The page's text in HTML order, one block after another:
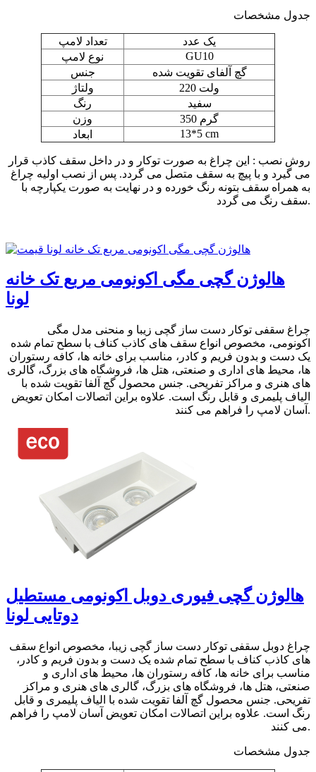
جدول مشخصات
تعداد لامپ
یک عدد
نوع لامپ
GU10
جنس
گچ آلفای تقویت شده
ولتاژ
220 ولت
رنگ
سفید
وزن
350 گرم
ابعاد
13*5 cm
روش نصب : این چراغ به صورت توکار و در داخل سقف کاذب قرار
می گیرد و با پیچ به سقف متصل می گردد. پس از نصب اولیه چراغ
به همراه سقف بتونه رنگ خورده و در نهایت به صورت یکپارچه با
سقف رنگ می گردد.
هالوژن گچی مگی اکونومی مربع تک خانه
لونا
چراغ سقفی توکار دست ساز گچی زیبا و منحنی مدل مگی
اکونومی، مخصوص انواع سقف های کاذب کناف با سطح تمام شده
یک دست و بدون فریم و کادر، مناسب برای خانه ها، کافه رستوران
ها، محیط های اداری و صنعتی، هتل ها، فروشگاه های بزرگ، گالری
های هنری و مراکز تفریحی. جنس محصول گچ آلفا تقویت شده با
الیاف پلیمری و قابل رنگ است. علاوه براین اتصالات امکان تعویض
آسان لامپ را فراهم می کنند.
هالوژن گچی فیوری دوبل اکونومی مستطیل
دوتایی لونا
چراغ دوبل سقفی توکار دست ساز گچی زیبا، مخصوص انواع سقف
های کاذب کناف با سطح تمام شده یک دست و بدون فریم و کادر،
مناسب برای خانه ها، کافه رستوران ها، محیط های اداری و
صنعتی، هتل ها، فروشگاه های بزرگ، گالری های هنری و مراکز
تفریحی. جنس محصول گچ آلفا تقویت شده با الیاف پلیمری و قابل
رنگ است. علاوه براین اتصالات امکان تعویض آسان لامپ را فراهم
می کنند.
جدول مشخصات